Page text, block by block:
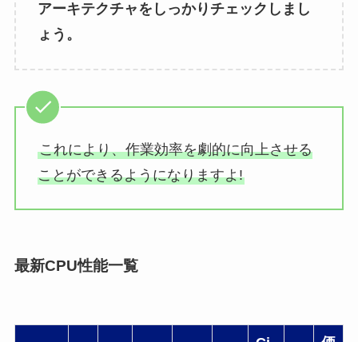
アーキテクチャをしっかりチェックしまし
ょう。
これにより、作業効率を劇的に向上させる
ことができるようになりますよ!
最新CPU性能一覧